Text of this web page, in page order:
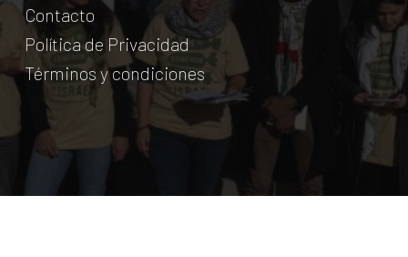
Contacto
Política de Privacidad
Términos y condiciones